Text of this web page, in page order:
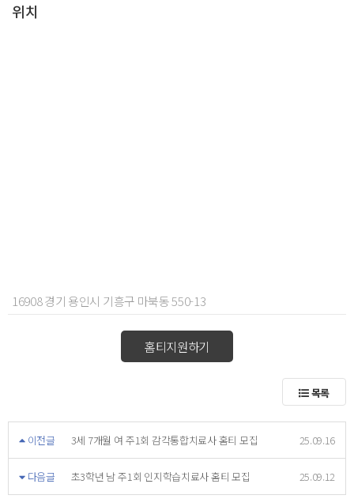
위치
16908 경기 용인시 기흥구 마북동 550-13
홈티지원하기
목록
이전글 3세 7개월 여 주1회 감각통합치료사 홈티 모집 25.09.16
다음글 초3학년 남 주1회 인지학습치료사 홈티 모집 25.09.12